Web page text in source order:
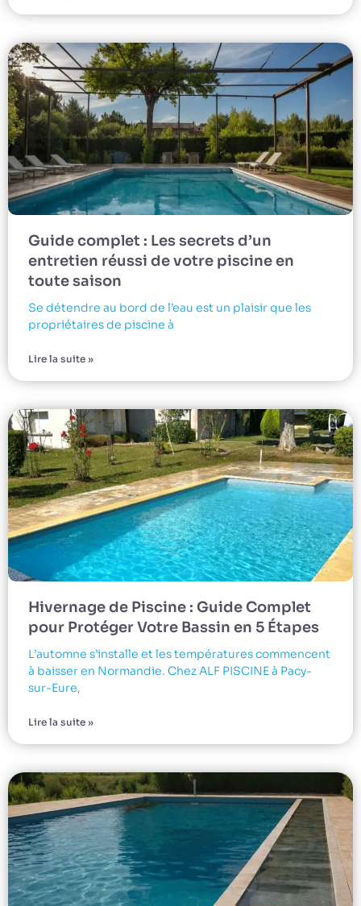
Guide complet : Les secrets d’un
entretien réussi de votre piscine en
toute saison
Se détendre au bord de l’eau est un plaisir que les
propriétaires de piscine à
Lire la suite »
Hivernage de Piscine : Guide Complet
pour Protéger Votre Bassin en 5 Étapes
L’automne s’installe et les températures commencent
à baisser en Normandie. Chez ALF PISCINE à Pacy-
sur-Eure,
Lire la suite »